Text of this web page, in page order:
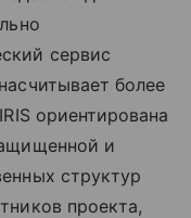
сервис
более
ориентирована
и
структур
проекта,